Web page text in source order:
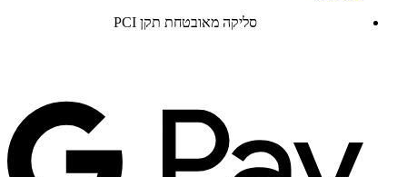
סליקה מאובטחת תקן PCI